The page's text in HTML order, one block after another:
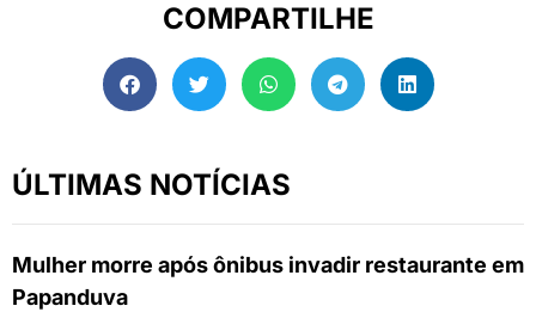
COMPARTILHE
ÚLTIMAS NOTÍCIAS
Mulher morre após ônibus invadir restaurante em
Papanduva